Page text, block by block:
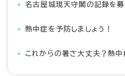
名古屋城現天守閣の記録を募
熱中症を予防しましょう！
これからの暑さ大丈夫？熱中